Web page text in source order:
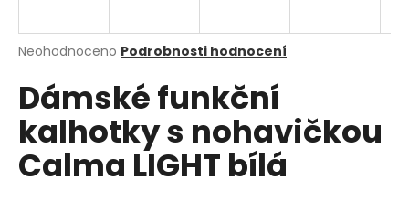
Průměrné
produktu
je
0,0
5
hvězdiček.
Neohodnoceno Podrobnosti hodnocení
Dámské funkční
kalhotky s nohavičkou
Calma LIGHT bílá
j
t
?